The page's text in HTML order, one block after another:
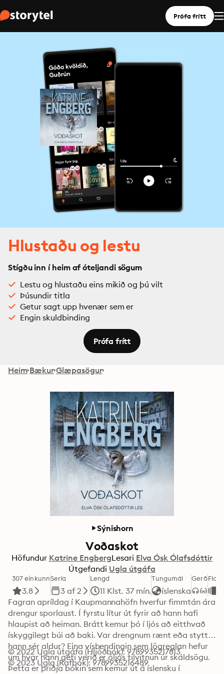
Prófa frítt
Hlustaðu og lestu
Stígðu inn í heim af óteljandi sögum
Lestu og hlustaðu eins mikið og þú vilt
Þúsundir titla
Getur sagt upp hvenær sem er
Engin skuldbinding
Prófa frítt
Heim Bækur Glæpasögur
Sýnishorn
Voðaskot
Höfundur Katrine EngbergLesari Elva Ósk Ólafsdóttir
Útgefandi Ugla útgáfa
307 einkunn
3.8
Sería
3 af 2
Lengd
11 Klst. 37 mín.
Tungumál
íslenska
Gerð
Fagran apríldag í Kaupmannahöfn hverfur fimmtán ára
drengur sporlaust. Í fyrstu lítur út fyrir að hann hafi
hlaupist að heiman. Brátt kemur þó í ljós að eitthvað
ískyggilegt búi að baki. Var drengnum rænt eða stytti
hann sér aldur? Eina vísbendingin sem lögreglan hefur
um hvar hann geti verið er óljós tilvitnun úr skáldsögu.
Þetta er þriðja bókin sem kemur út á íslensku í
© 2022 Ugla útgáfa (Hljóðbók): 9789935217813
© 2023 Ugla (Rafbók): 9789935216489